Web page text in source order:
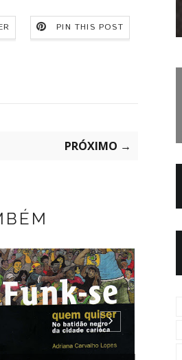
PIN THIS POST
PRÓXIMO →